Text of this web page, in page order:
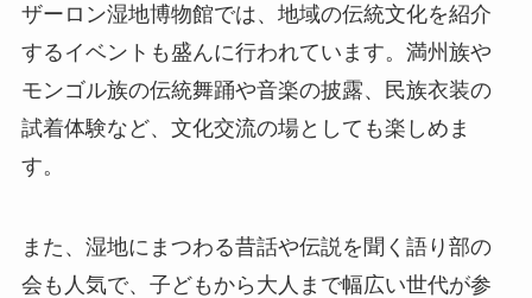
ザーロン湿地博物館では、地域の伝統文化を紹介
するイベントも盛んに行われています。満州族や
モンゴル族の伝統舞踊や音楽の披露、民族衣装の
試着体験など、文化交流の場としても楽しめま
す。
また、湿地にまつわる昔話や伝説を聞く語り部の
会も人気で、子どもから大人まで幅広い世代が参